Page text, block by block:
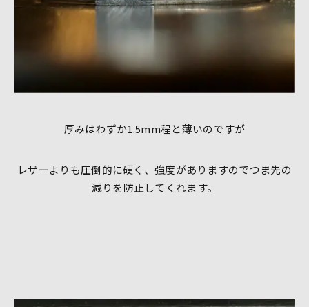
厚みはわずか1.5mm程と薄いのですが
レザーよりも圧倒的に硬く、強度がありますのでつま先の
減りを防止してくれます。